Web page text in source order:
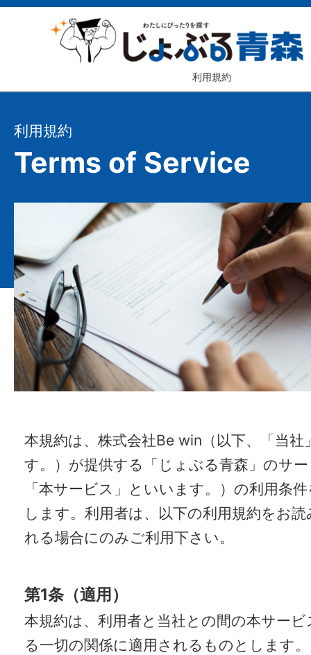
利用規約
利用規約
Terms of Service
本規約は、株式会社Be win（以下、「当社
す。）が提供する「じょぶる青森」のサ
「本サービス」といいます。）の利用条
します。利用者は、以下の利用規約をお
れる場合にのみご利用下さい。
第1条（適用）
本規約は、利用者と当社との間の本サー
る一切の関係に適用されるものとします。